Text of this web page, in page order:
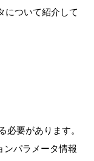
について紹介して
必要があります。
ンパラメータ情報